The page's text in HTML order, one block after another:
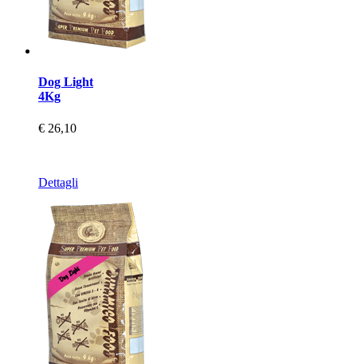
Dog Light
4Kg
€ 26,10
Dettagli